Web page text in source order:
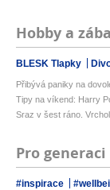
Hobby a
BLESK Tlapky
Přibývá paniky na
Tipy na víkend: Harry
Sraz v šest ráno.
Pro generaci
#inspirace